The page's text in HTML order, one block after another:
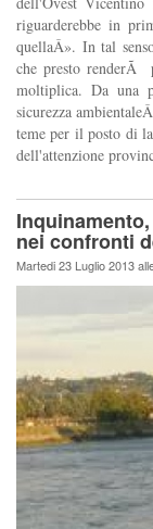
riguarderebbe in
quellaÂ». In tal
che presto renderÃ
moltiplica. Da una
sicurezza
teme per il posto di
dell'attenzione
nei confronti
Martedi 23 Luglio 2013